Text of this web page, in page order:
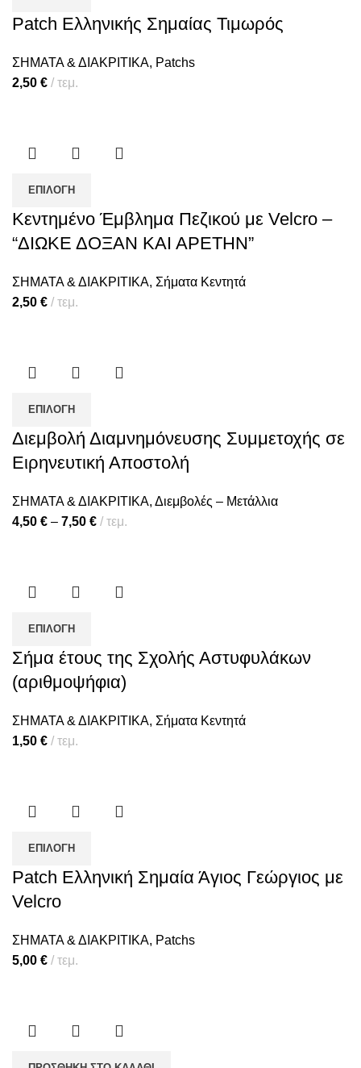
Patch Ελληνικής Σημαίας Τιμωρός
ΣΗΜΑΤΑ & ΔΙΑΚΡΙΤΙΚΑ, Patchs
2,50 € τεμ.
ΕΠΙΛΟΓΉ
Κεντημένο Έμβλημα Πεζικού με Velcro –
“ΔΙΩΚΕ ΔΟΞΑΝ ΚΑΙ ΑΡΕΤΗΝ”
ΣΗΜΑΤΑ & ΔΙΑΚΡΙΤΙΚΑ, Σήματα Κεντητά
2,50 € τεμ.
ΕΠΙΛΟΓΉ
Διεμβολή Διαμνημόνευσης Συμμετοχής σε
Ειρηνευτική Αποστολή
ΣΗΜΑΤΑ & ΔΙΑΚΡΙΤΙΚΑ, Διεμβολές – Μετάλλια
4,50 € – 7,50 € τεμ.
ΕΠΙΛΟΓΉ
Σήμα έτους της Σχολής Αστυφυλάκων
(αριθμοψήφια)
ΣΗΜΑΤΑ & ΔΙΑΚΡΙΤΙΚΑ, Σήματα Κεντητά
1,50 € τεμ.
ΕΠΙΛΟΓΉ
Patch Ελληνική Σημαία Άγιος Γεώργιος με
Velcro
ΣΗΜΑΤΑ & ΔΙΑΚΡΙΤΙΚΑ, Patchs
5,00 € τεμ.